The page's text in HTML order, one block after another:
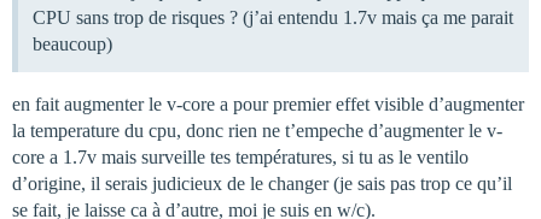
CPU sans trop de risques ? (j’ai entendu 1.7v mais ça me parait
beaucoup)
en fait augmenter le v-core a pour premier effet visible d’augmenter
la temperature du cpu, donc rien ne t’empeche d’augmenter le v-
core a 1.7v mais surveille tes températures, si tu as le ventilo
d’origine, il serais judicieux de le changer (je sais pas trop ce qu’il
se fait, je laisse ca à d’autre, moi je suis en w/c).